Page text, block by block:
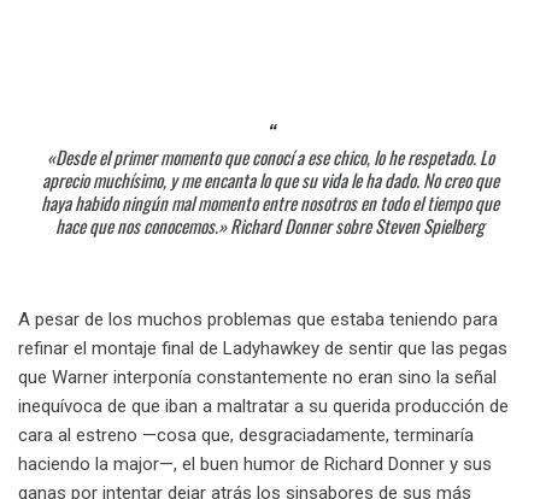
«Desde el primer momento que conocí a ese chico, lo he respetado. Lo
aprecio muchísimo, y me encanta lo que su vida le ha dado. No creo que
haya habido ningún mal momento entre nosotros en todo el tiempo que
hace que nos conocemos.»Richard Donner sobre Steven Spielberg
A pesar de los muchos problemas que estaba teniendo para
refinar el montaje final de Ladyhawkey de sentir que las pegas
que Warner interponía constantemente no eran sino la señal
inequívoca de que iban a maltratar a su querida producción de
cara al estreno —cosa que, desgraciadamente, terminaría
haciendo la major—, el buen humor de Richard Donner y sus
ganas por intentar dejar atrás los sinsabores de sus más